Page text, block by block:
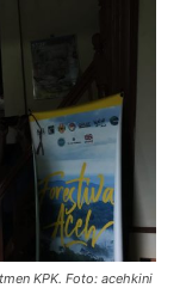
KPK. Foto: acehkini